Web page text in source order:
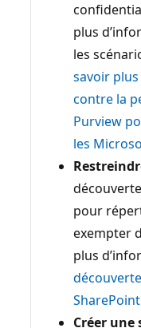
plus
les
savoir
contre la
Purview
les
pour
exempter
plus
SharePoint
Créer une